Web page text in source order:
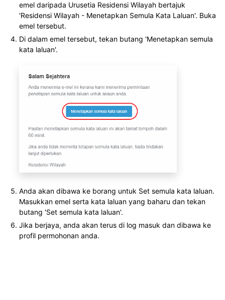
emel daripada Urusetia Residensi Wilayah bertajuk
'Residensi Wilayah - Menetapkan Semula Kata Laluan'. Buka
emel tersebut.
Di dalam emel tersebut, tekan butang 'Menetapkan semula
kata laluan'.
Anda akan dibawa ke borang untuk Set semula kata laluan.
Masukkan emel serta kata laluan yang baharu dan tekan
butang 'Set semula kata laluan'.
Jika berjaya, anda akan terus di log masuk dan dibawa ke
profil permohonan anda.